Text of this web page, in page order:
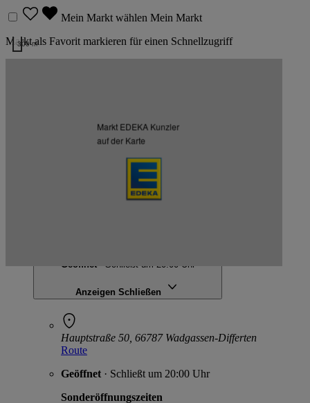
Mein Markt wählen Mein Markt
Markt als Favorit markieren für einen Schnellzugriff
Markt EDEKA Kunzler
auf der Karte
300 m
Kartenansicht
Geöffnet
· Schließt um 20:00 Uhr
Anzeigen Schließen
Hauptstraße 50, 66787 Wadgassen-Differten
Route
Geöffnet · Schließt um 20:00 Uhr
Sonderöffnungszeiten